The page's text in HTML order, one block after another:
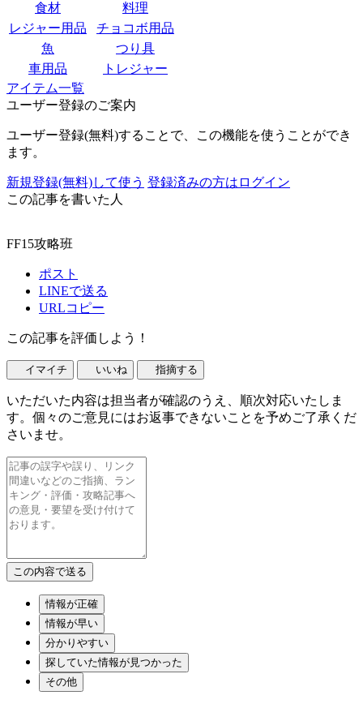
食材
料理
レジャー用品
チョコボ用品
魚
つり具
車用品
トレジャー
アイテム一覧
ユーザー登録のご案内
ユーザー登録(無料)することで、この機能を使うことができ
ます。
新規登録(無料)して使う 登録済みの方はログイン
この記事を書いた人
FF15攻略班
ポスト
LINEで送る
URLコピー
この記事を評価しよう！
イマイチ いいね 指摘する
いただいた内容は担当者が確認のうえ、順次対応いたしま
す。個々のご意見にはお返事できないことを予めご了承くだ
さいませ。
情報が正確
情報が早い
分かりやすい
探していた情報が見つかった
その他